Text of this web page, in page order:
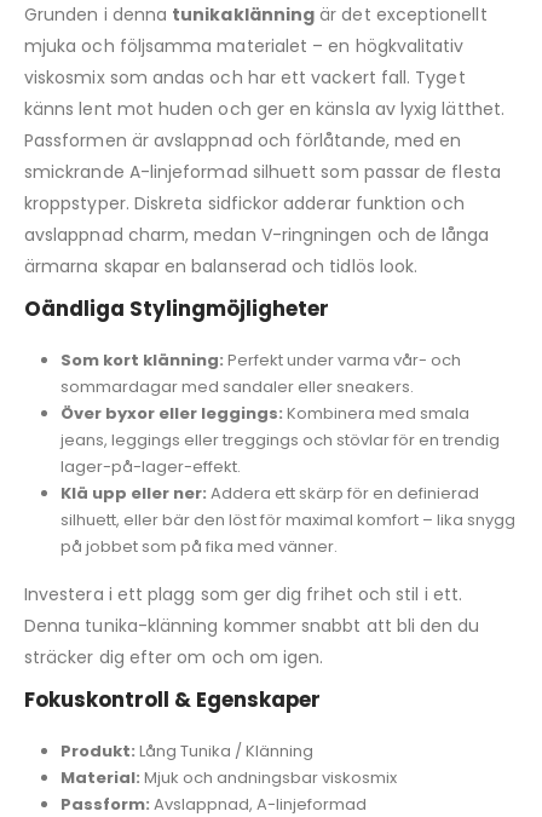
Grunden i denna tunikaklänning är det exceptionellt
mjuka och följsamma materialet – en högkvalitativ
viskosmix som andas och har ett vackert fall. Tyget
känns lent mot huden och ger en känsla av lyxig lätthet.
Passformen är avslappnad och förlåtande, med en
smickrande A-linjeformad silhuett som passar de flesta
kroppstyper. Diskreta sidfickor adderar funktion och
avslappnad charm, medan V-ringningen och de långa
ärmarna skapar en balanserad och tidlös look.
Oändliga Stylingmöjligheter
Som kort klänning: Perfekt under varma vår- och
sommardagar med sandaler eller sneakers.
Över byxor eller leggings: Kombinera med smala
jeans, leggings eller treggings och stövlar för en trendig
lager-på-lager-effekt.
Klä upp eller ner: Addera ett skärp för en definierad
silhuett, eller bär den löst för maximal komfort – lika snygg
på jobbet som på fika med vänner.
Investera i ett plagg som ger dig frihet och stil i ett.
Denna tunika-klänning kommer snabbt att bli den du
sträcker dig efter om och om igen.
Fokuskontroll & Egenskaper
Produkt: Lång Tunika / Klänning
Material: Mjuk och andningsbar viskosmix
Passform: Avslappnad, A-linjeformad